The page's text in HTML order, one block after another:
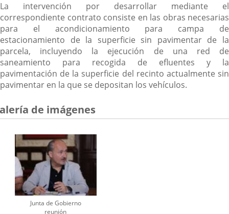
La intervención por desarrollar mediante el
correspondiente contrato consiste en las obras necesarias
para el acondicionamiento para campa de
estacionamiento de la superficie sin pavimentar de la
parcela, incluyendo la ejecución de una red de
saneamiento para recogida de efluentes y la
pavimentación de la superficie del recinto actualmente sin
pavimentar en la que se depositan los vehículos.
de imágenes
Junta de Gobierno
reunión